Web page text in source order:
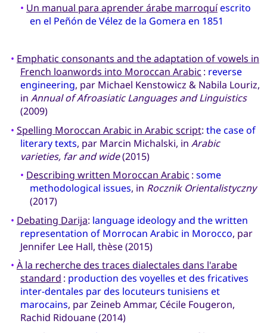
• Un manual para aprender árabe marroquíescrito
en el Peñón de Vélez de la Gomera en 1851
• Emphatic consonants and the adaptation of vowels in
French loanwords into Moroccan Arabic : reverse
engineering, par Michael Kenstowicz & Nabila Louriz,
in Annual of Afroasiatic Languages and Linguistics
(2009)
• Spelling Moroccan Arabic in Arabic script: the case of
literary texts, par Marcin Michalski, in Arabic
varieties, far and wide(2015)
• Describing written Moroccan Arabic : some
methodological issues, in Rocznik Orientalistyczny
(2017)
• Debating Darija: language ideology and the written
representation of Morrocan Arabic in Morocco, par
Jennifer Lee Hall, thèse (2015)
• À la recherche des traces dialectales dans l'arabe
standard : production des voyelles et des fricatives
inter-dentales par des locuteurs tunisiens et
marocains, par Zeineb Ammar, Cécile Fougeron,
Rachid Ridouane (2014)